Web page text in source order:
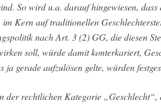
So wird u.a. darauf hingewiesen, dass
Kern auf traditionellen
nach Art. 3 (2) GG, die diesen
soll, würde damit konterkariert,
ja gerade aufzulösen gelte, würden
der rechtlichen Kategorie „Geschlecht“,